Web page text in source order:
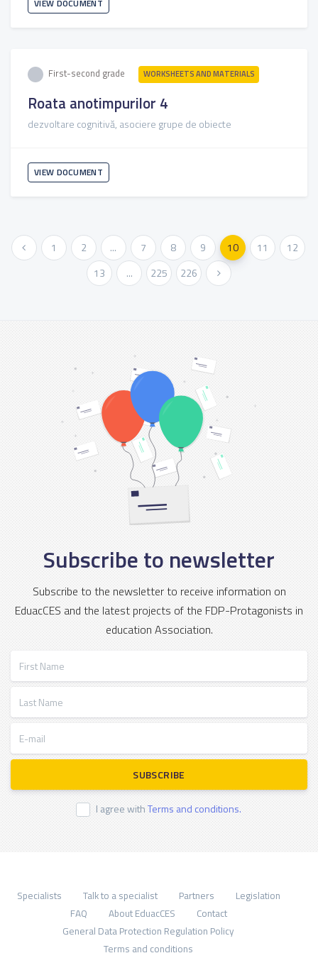
VIEW DOCUMENT
First-second grade WORKSHEETS AND MATERIALS
Roata anotimpurilor 4
dezvoltare cognitivă, asociere grupe de obiecte
VIEW DOCUMENT
« Previous 1 2 ... 7 8 9 10 11
12
13
... 225 226 Next »
Subscribe to newsletter
Subscribe to the newsletter to receive information on
EduacCES and the latest projects of the FDP-Protagonists in
education Association.
SUBSCRIBE
I agree withTerms and conditions.
Specialists Talk to a specialist Partners
Legislation
FAQ
About EduacCES
Contact
General Data Protection Regulation Policy
Terms and conditions